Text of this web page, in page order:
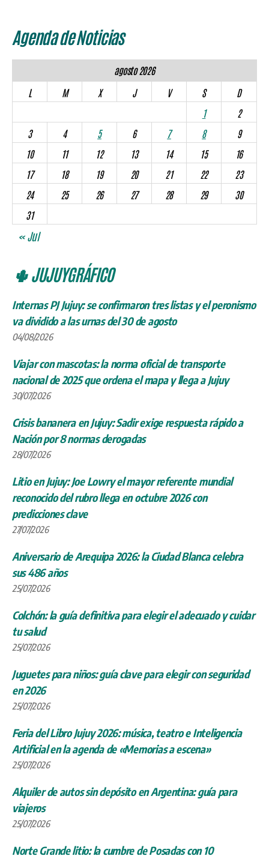
Agenda de Noticias
agosto 2026
L
M X J V S
D
1
2
3
4 5 6 7 8
9
10
11 12 13 14 15
16
17
18 19 20 21 22
23
24
25 26 27 28 29
30
31
« Jul
🌵 JUJUYGRÁFICO
Internas PJ Jujuy: se confirmaron tres listas y el peronismo
va dividido a las urnas del 30 de agosto
04/08/2026
Viajar con mascotas: la norma oficial de transporte
nacional de 2025 que ordena el mapa y llega a Jujuy
30/07/2026
Crisis bananera en Jujuy: Sadir exige respuesta rápido a
Nación por 8 normas derogadas
28/07/2026
Litio en Jujuy: Joe Lowry el mayor referente mundial
reconocido del rubro llega en octubre 2026 con
predicciones clave
27/07/2026
Aniversario de Arequipa 2026: la Ciudad Blanca celebra
sus 486 años
25/07/2026
Colchón: la guía definitiva para elegir el adecuado y cuidar
tu salud
25/07/2026
Juguetes para niños: guía clave para elegir con seguridad
en 2026
25/07/2026
Feria del Libro Jujuy 2026: música, teatro e Inteligencia
Artificial en la agenda de «Memorias a escena»
25/07/2026
Alquiler de autos sin depósito en Argentina: guía para
viajeros
25/07/2026
Norte Grande litio: la cumbre de Posadas con 10